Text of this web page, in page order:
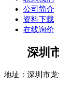
公司简介
资料下载
在线询价
深圳
地址：深圳市